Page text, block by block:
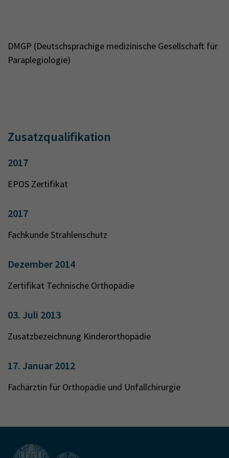
DMGP (Deutschsprachige medizinische Gesellschaft für
Paraplegiologie)
Zusatzqualifikation
2017
EPOS Zertifikat
2017
Fachkunde Strahlenschutz
Dezember 2014
Zertifikat Technische Orthopädie
03. Juli 2013
Zusatzbezeichnung Kinderorthopädie
17. Januar 2012
Fachärztin für Orthopädie und Unfallchirurgie